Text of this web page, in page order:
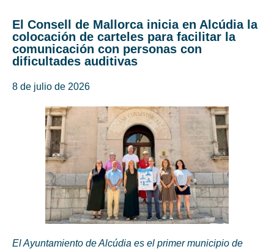
El Consell de Mallorca inicia en Alcúdia la
colocación de carteles para facilitar la
comunicación con personas con
dificultades auditivas
8 de julio de 2026
El Ayuntamiento de Alcúdia es el primer municipio de